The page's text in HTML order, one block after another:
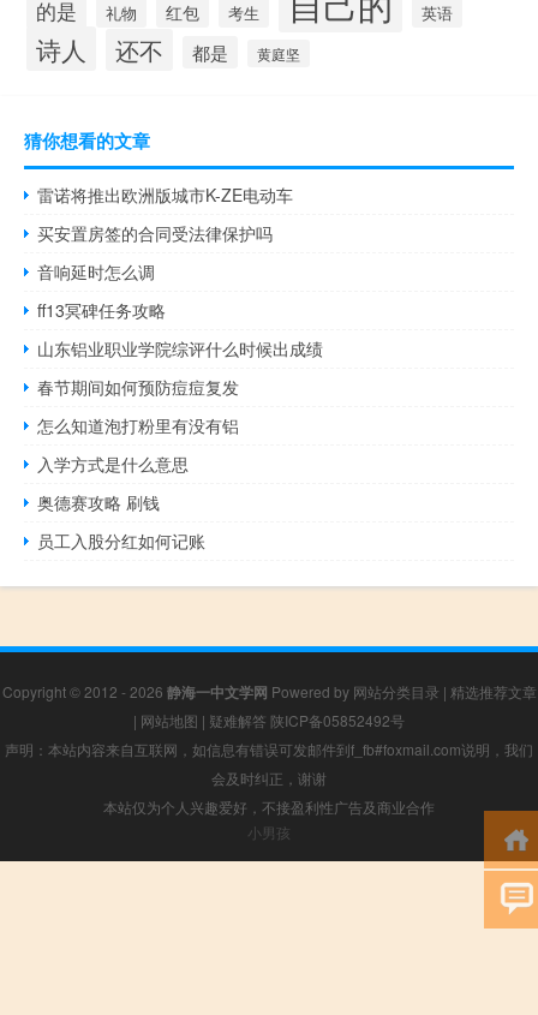
的是 礼物 红包 考生 英语
诗人 还不 都是 黄庭坚
猜你想看的文章
雷诺将推出欧洲版城市K-ZE电动车
买安置房签的合同受法律保护吗
音响延时怎么调
ff13冥碑任务攻略
山东铝业职业学院综评什么时候出成绩
春节期间如何预防痘痘复发
怎么知道泡打粉里有没有铝
入学方式是什么意思
奥德赛攻略 刷钱
员工入股分红如何记账
Copyright © 2012 - 2026 静海一中文学网 Powered by 网站分类目录 | 精选推荐文章
| 网站地图 | 疑难解答 陕ICP备05852492号
声明：本站内容来自互联网，如信息有错误可发邮件到f_fb#foxmail.com说明，我们
会及时纠正，谢谢
本站仅为个人兴趣爱好，不接盈利性广告及商业合作
小男孩